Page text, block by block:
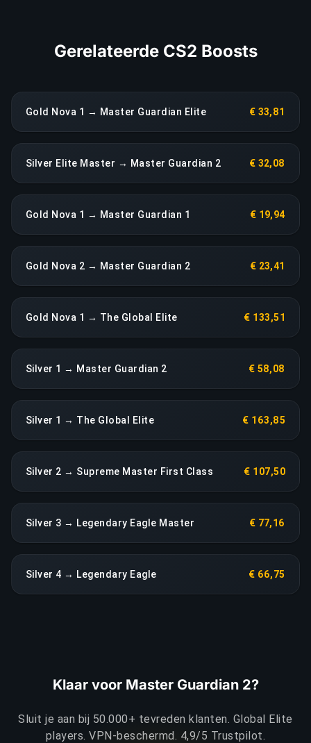
Gerelateerde CS2 Boosts
Gold Nova 1 → Master Guardian Elite € 33,81
Silver Elite Master → Master Guardian 2 € 32,08
Gold Nova 1 → Master Guardian 1 € 19,94
Gold Nova 2 → Master Guardian 2 € 23,41
Gold Nova 1 → The Global Elite € 133,51
Silver 1 → Master Guardian 2 € 58,08
Silver 1 → The Global Elite € 163,85
Silver 2 → Supreme Master First Class € 107,50
Silver 3 → Legendary Eagle Master € 77,16
Silver 4 → Legendary Eagle € 66,75
Klaar voor Master Guardian 2?
Sluit je aan bij 50.000+ tevreden klanten. Global Elite
players. VPN-beschermd. 4,9/5 Trustpilot.